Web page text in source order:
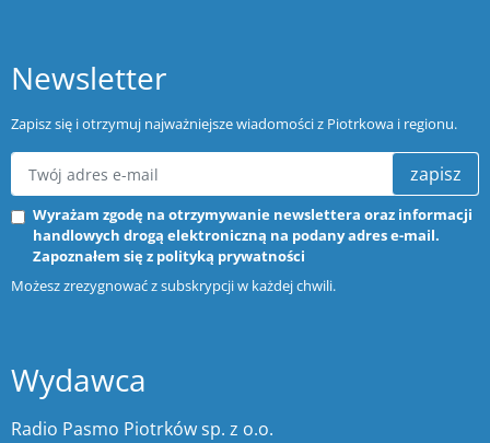
Newsletter
Zapisz się i otrzymuj najważniejsze wiadomości z Piotrkowa i regionu.
zapisz
Wyrażam zgodę na otrzymywanie newslettera oraz informacji
handlowych drogą elektroniczną na podany adres e-mail.
Zapoznałem się z polityką prywatności
Możesz zrezygnować z subskrypcji w każdej chwili.
Wydawca
Radio Pasmo Piotrków sp. z o.o.